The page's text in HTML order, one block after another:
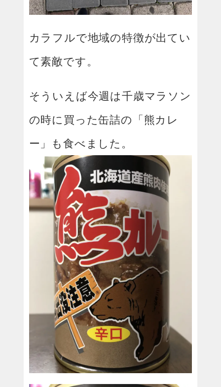
カラフルで地域の特徴が出てい
て素敵です。
そういえば今週は千歳マラソン
の時に買った缶詰の「熊カレ
ー」も食べました。